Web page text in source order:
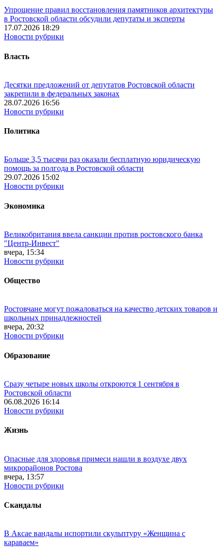
Упрощение правил восстановления памятников архитектуры
в Ростовской области обсудили депутаты и эксперты
17.07.2026 18:29
Новости рубрики
Власть
Десятки предложений от депутатов Ростовской области
закрепили в федеральных законах
28.07.2026 16:56
Новости рубрики
Политика
Больше 3,5 тысячи раз оказали бесплатную юридическую
помощь за полгода в Ростовской области
29.07.2026 15:02
Новости рубрики
Экономика
Великобритания ввела санкции против ростовского банка
"Центр-Инвест"
вчера, 15:34
Новости рубрики
Общество
Ростовчане могут пожаловаться на качество детских товаров и
школьных принадлежностей
вчера, 20:32
Новости рубрики
Образование
Сразу четыре новых школы откроются 1 сентября в
Ростовской области
06.08.2026 16:14
Новости рубрики
Жизнь
Опасные для здоровья примеси нашли в воздухе двух
микрорайонов Ростова
вчера, 13:57
Новости рубрики
Скандалы
В Аксае вандалы испортили скульптуру «Женщина с
караваем»